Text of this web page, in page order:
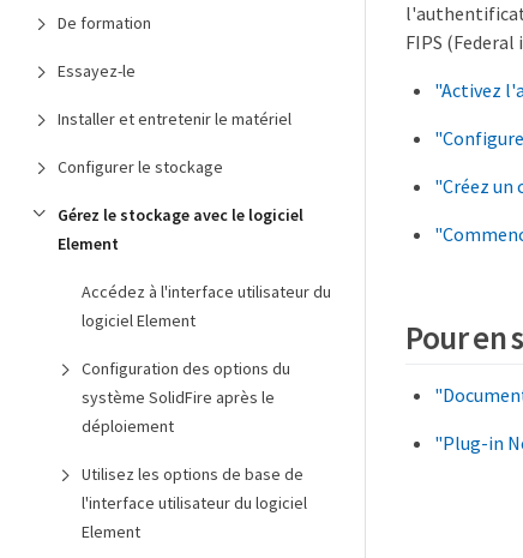
De formation
Essayez-le
Installer et entretenir le matériel
Configurer le stockage
Gérez le stockage avec le logiciel
Element
Accédez à l'interface utilisateur du
logiciel Element
Configuration des options du
système SolidFire après le
déploiement
Utilisez les options de base de
l'interface utilisateur du logiciel
Element
FIPS
"Activez
"Créez un
Pour en
"Plug-in